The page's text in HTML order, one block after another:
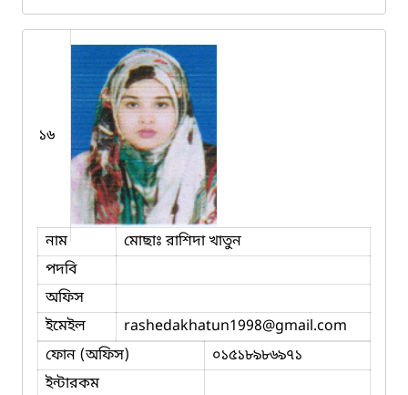
১৬
নাম
মোছাঃ রাশিদা খাতুন
পদবি
অফিস
ইমেইল
rashedakhatun1998@gmail.com
ফোন (অফিস)
০১৫১৮৯৮৬৯৭১
ইন্টারকম